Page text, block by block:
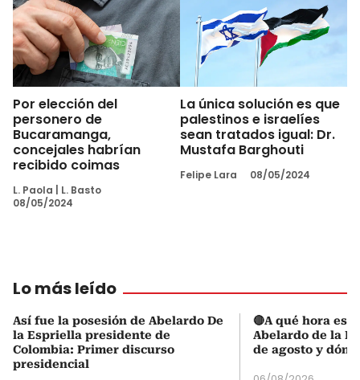
Por elección del
personero de
Bucaramanga,
concejales habrían
recibido coimas
L. Paola
L. Basto
08/05/2024
La única solución es que
palestinos e israelíes
sean tratados igual: Dr.
Mustafa Barghouti
Felipe Lara 08/05/2024
Lo más leído
Así fue la posesión de Abelardo De
la Espriella presidente de
Colombia: Primer discurso
presidencial
🔴A qué hora es
Abelardo de la
de agosto y